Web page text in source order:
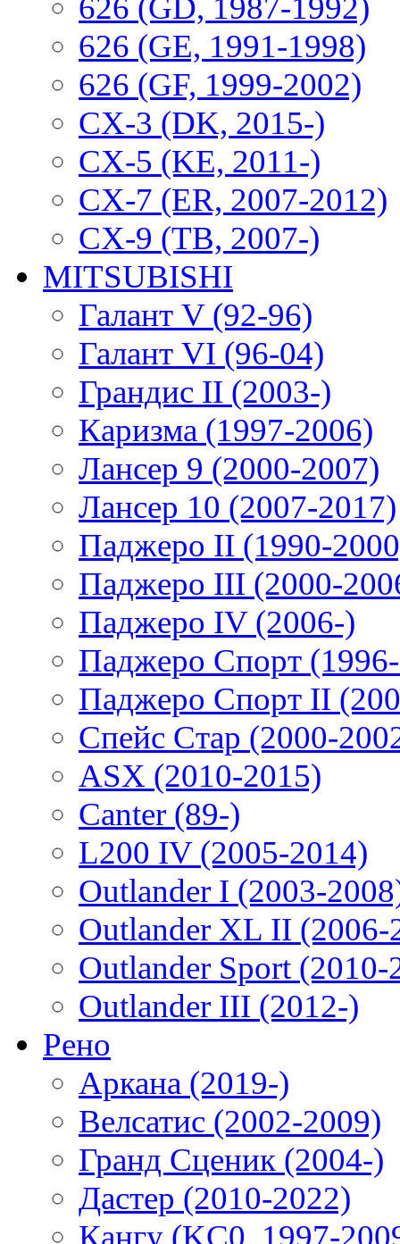
626 (GD, 1987-1992)
626 (GE, 1991-1998)
626 (GF, 1999-2002)
CX-3 (DK, 2015-)
CX-5 (KE, 2011-)
CX-7 (ER, 2007-2012)
CX-9 (TB, 2007-)
MITSUBISHI
Галант V (92-96)
Галант VI (96-04)
Грандис II (2003-)
Каризма (1997-2006)
Лансер 9 (2000-2007)
Лансер 10 (2007-2017)
Паджеро II (1990-
Паджеро III (2000-
Паджеро IV (2006-)
Паджеро Спорт
Паджеро Спорт II
Спейс Стар (2000-
ASX (2010-2015)
Canter (89-)
L200 IV (2005-2014)
Outlander I (2003-
Outlander XL II (2006-
Outlander Sport (2010-
Outlander III (2012-)
Рено
Аркана (2019-)
Велсатис (2002-2009)
Гранд Сценик (2004-)
Дастер (2010-2022)